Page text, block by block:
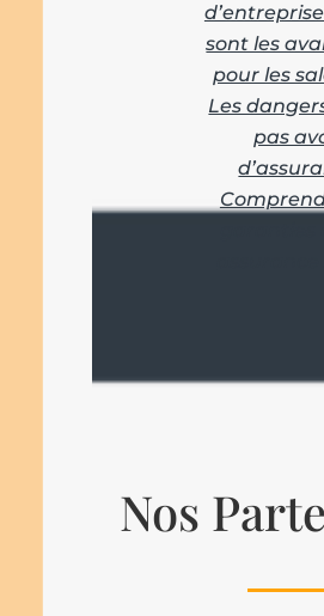
sont les
pour les
Les
pas
Nos